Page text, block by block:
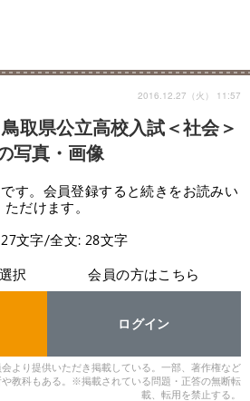
鳥取県公立高校入試＜社会＞
写真・画像
2016.12.27（火） 11:57
す。会員登録すると続きをお読みい
ただけます。
文字/全文: 28文字
択
会員の方はこちら
ログイン
より提供いただき掲載している。一部、著作権など
教科もある。※掲載されている問題・正答の無断転
載、転用を禁止する。